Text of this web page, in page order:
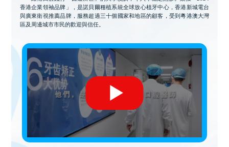
香港企業領袖品牌」，是諾貝爾種植系統全球放心植牙中心，香港新城電台
與廣東衛視推薦品牌，服務超過三十個國家和地區的顧客，受到粵港澳大灣
區及周邊城市市民的歡迎與信任。